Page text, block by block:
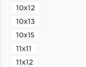
10х12
10х13
10х15
11х11
11х12